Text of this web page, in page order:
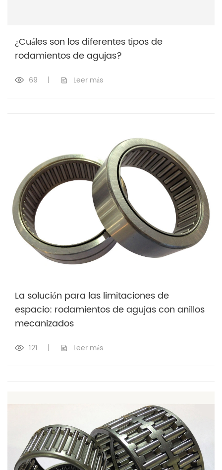
¿Cuáles son los diferentes tipos de
rodamientos de agujas?
69 | Leer más
La solución para las limitaciones de
espacio: rodamientos de agujas con anillos
mecanizados
121 | Leer más